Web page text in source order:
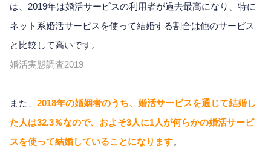
は、2019年は婚活サービスの利用者が過去最高になり、特に
ネット系婚活サービスを使って結婚する割合は他のサービス
と比較して高いです。
婚活実態調査2019
また、 2018年の婚姻者のうち、婚活サービスを通じて結婚し
た人は32.3％なので、およそ3人に1人が何らかの婚活サービ
スを使って結婚していることになります。